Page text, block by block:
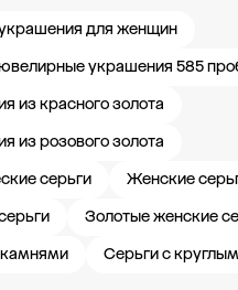
для женщин
украшения 585
из красного золота
из розового золота
серьги
Женские
Золотые женские
Серьги с